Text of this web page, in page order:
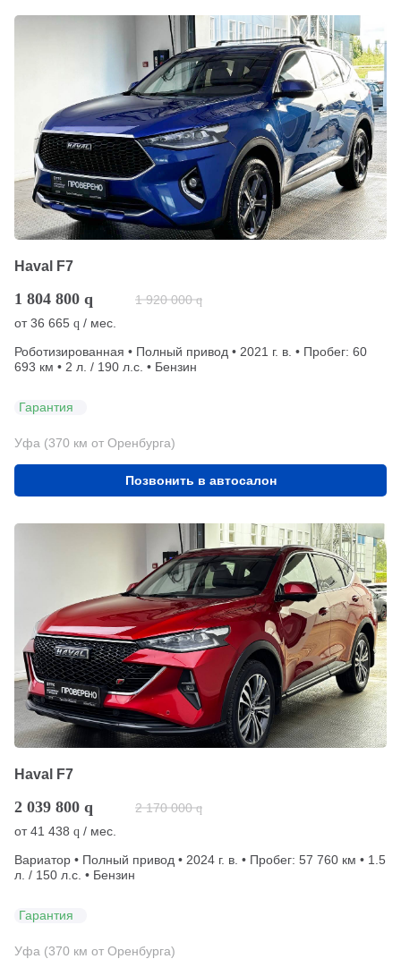
Haval F7
1 804 800 q 1 920 000 q
от36 665 q / мес.
Роботизированная • Полный привод • 2021 г. в. • Пробег: 60
693 км • 2 л. / 190 л.с. • Бензин
Гарантия
Уфа (370 км от Оренбурга)
Позвонить в автосалон
Haval F7
2 039 800 q 2 170 000 q
от41 438 q / мес.
Вариатор • Полный привод • 2024 г. в. • Пробег: 57 760 км • 1.5
л. / 150 л.с. • Бензин
Гарантия
Уфа (370 км от Оренбурга)